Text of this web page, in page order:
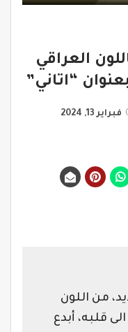
العراقي
“اتاني”
فبراير 13, 2024
من اللون
قلبه، أبدع